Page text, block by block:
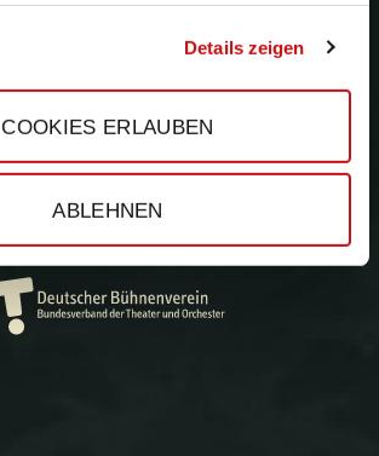
Details zeigen
COOKIES ERLAUBEN
ABLEHNEN